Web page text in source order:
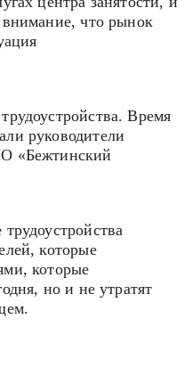
что рынок
Время
руководители
«Бежтинский
которые
которые
но и не утратят